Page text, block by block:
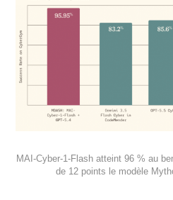
MAI-Cyber-1-Flash atteint 96 % au
de 12 points le modèle